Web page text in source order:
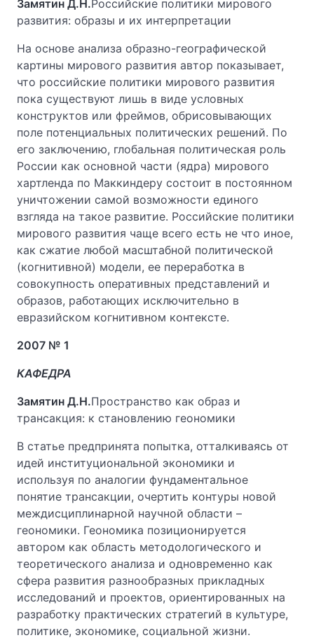
Замятин Д.Н.Российские политики мирового
развития: образы и их интерпретации
На основе анализа образно-географической
картины мирового развития автор показывает,
что российские политики мирового развития
пока существуют лишь в виде условных
конструктов или фреймов, обрисовывающих
поле потенциальных политических решений. По
его заключению, глобальная политическая роль
России как основной части (ядра) мирового
хартленда по Маккиндеру состоит в постоянном
уничтожении самой возможности единого
взгляда на такое развитие. Российские политики
мирового развития чаще всего есть не что иное,
как сжатие любой масштабной политической
(когнитивной) модели, ее переработка в
совокупность оперативных представлений и
образов, работающих исключительно в
евразийском когнитивном контексте.
2007 № 1
КАФЕДРА
Замятин Д.Н.Пространство как образ и
трансакция: к становлению геономики
В статье предпринята попытка, отталкиваясь от
идей институциональной экономики и
используя по аналогии фундаментальное
понятие трансакции, очертить контуры новой
междисциплинарной научной области –
геономики. Геономика позиционируется
автором как область методологического и
теоретического анализа и одновременно как
сфера развития разнообразных прикладных
исследований и проектов, ориентированных на
разработку практических стратегий в культуре,
политике, экономике, социальной жизни.